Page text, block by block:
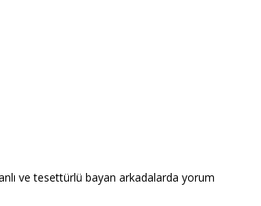
ve tesettürlü bayan arkadalarda yorum